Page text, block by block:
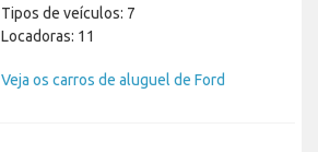
Tipos de veículos: 7
Locadoras: 11
Veja os carros de aluguel de Ford